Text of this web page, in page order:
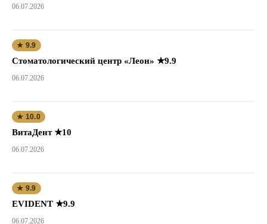
06.07.2026
★ 9.9
Стоматологический центр «Леон» ★9.9
06.07.2026
★ 10.0
ВитаДент ★10
06.07.2026
★ 9.9
EVIDENT ★9.9
06.07.2026